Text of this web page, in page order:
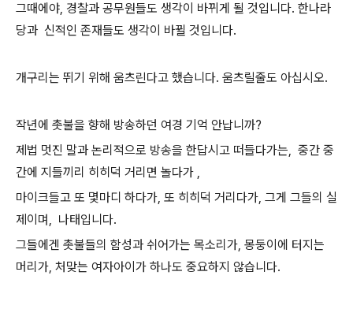
그때에야, 경찰과 공무원들도 생각이 바뀌게 될 것입니다. 한나라
당과 신적인 존재들도 생각이 바뀔 것입니다.
개구리는 뛰기 위해 움츠린다고 했습니다. 움츠릴줄도 아십시오.
작년에 촛불을 향해 방송하던 여경 기억 안납니까?
제법 멋진 말과 논리적으로 방송을 한답시고 떠들다가는, 중간 중
간에 지들끼리 히히덕 거리면 놀다가 ,
마이크들고 또 몇마디 하다가, 또 히히덕 거리다가, 그게 그들의 실
제이며, 나태입니다.
그들에겐 촛불들의 함성과 쉬어가는 목소리가, 몽둥이에 터지는
머리가, 처맞는 여자아이가 하나도 중요하지 않습니다.